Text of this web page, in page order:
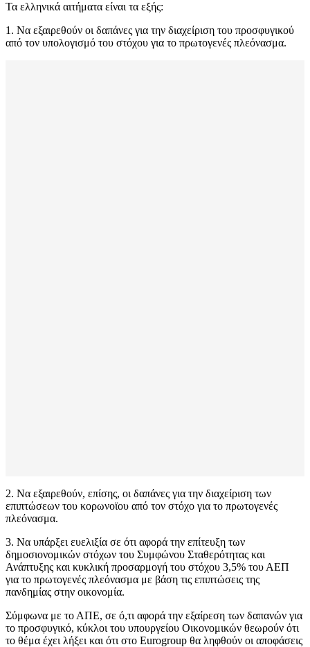
Τα ελληνικά αιτήματα είναι τα εξής:
1. Να εξαιρεθούν οι δαπάνες για την διαχείριση του προσφυγικού
από τον υπολογισμό του στόχου για το πρωτογενές πλεόνασμα.
2. Να εξαιρεθούν, επίσης, οι δαπάνες για την διαχείριση των
επιπτώσεων του κορωνοϊου από τον στόχο για το πρωτογενές
πλεόνασμα.
3. Να υπάρξει ευελιξία σε ότι αφορά την επίτευξη των
δημοσιονομικών στόχων του Συμφώνου Σταθερότητας και
Ανάπτυξης και κυκλική προσαρμογή του στόχου 3,5% του ΑΕΠ
για το πρωτογενές πλεόνασμα με βάση τις επιπτώσεις της
πανδημίας στην οικονομία.
Σύμφωνα με το ΑΠΕ, σε ό,τι αφορά την εξαίρεση των δαπανών για
το προσφυγικό, κύκλοι του υπουργείου Οικονομικών θεωρούν ότι
το θέμα έχει λήξει και ότι στο Eurogroup θα ληφθούν οι αποφάσεις